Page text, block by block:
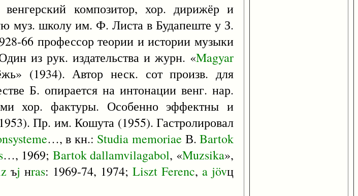
композитор, хор. дирижёр и
муз. школу им. Ф. Листа в Будапеште у З.
66 профессор теории и истории музыки
из рук. издательства и журн. «Magyar
(1934). Автор неск. сот произв. для
Б. опирается на интонации венг. нар.
хор. фактуры. Особенно эффектны и
Пр. им. Кошута (1955). Гастролировал
…, в кн.: Studia memoriae В.Bartok
…, 1969; Bartok dallamvilagabol, «Muzsika»,
ъj нras: 1969-74, 1974; Liszt Ferenc, a jövц